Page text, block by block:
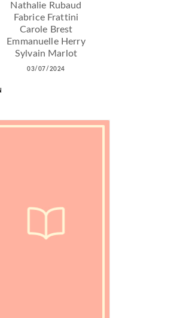
Nathalie Rubaud
Fabrice Frattini
Carole Brest
Emmanuelle Herry
Sylvain Marlot
03/07/2024